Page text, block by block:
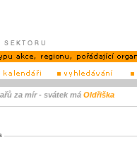
za mír - svátek má Oldřiška